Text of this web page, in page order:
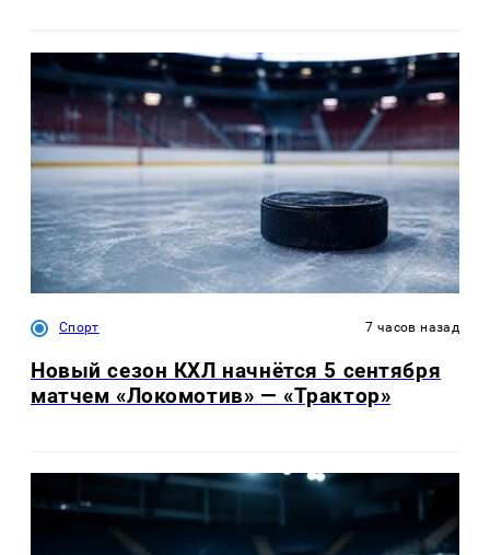
Спорт 7 часов назад
Новый сезон КХЛ начнётся 5 сентября
матчем «Локомотив» — «Трактор»